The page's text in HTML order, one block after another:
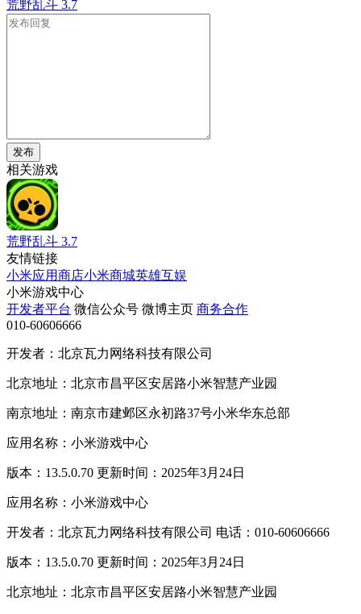
荒野乱斗 3.7
发布
相关游戏
荒野乱斗 3.7
友情链接
小米应用商店小米商城英雄互娱
小米游戏中心
开发者平台 微信公众号 微博主页 商务合作
010-60606666
开发者：北京瓦力网络科技有限公司
北京地址：北京市昌平区安居路小米智慧产业园
南京地址：南京市建邺区永初路37号小米华东总部
应用名称：小米游戏中心
版本：13.5.0.70 更新时间：2025年3月24日
应用名称：小米游戏中心
开发者：北京瓦力网络科技有限公司 电话：010-60606666
版本：13.5.0.70 更新时间：2025年3月24日
北京地址：北京市昌平区安居路小米智慧产业园